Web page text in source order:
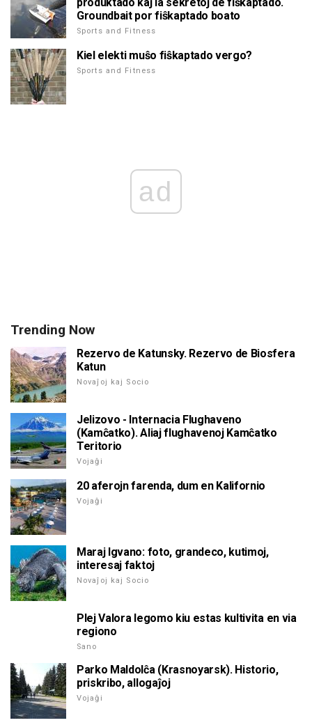
Groundbait por fiŝkaptado boato
Sports and Fitness
Kiel elekti muŝo fiŝkaptado vergo?
Sports and Fitness
ad
Trending Now
Rezervo de Katunsky. Rezervo de Biosfera
Katun
Novaĵoj kaj Socio
Jelizovo - Internacia Flughaveno
(Kamĉatko). Aliaj flughavenoj Kamĉatko
Teritorio
Vojaĝi
20 aferojn farenda, dum en Kalifornio
Vojaĝi
Maraj Igvano: foto, grandeco, kutimoj,
interesaj faktoj
Novaĵoj kaj Socio
Plej Valora legomo kiu estas kultivita en via
regiono
Sano
Parko Maldolĉa (Krasnoyarsk). Historio,
priskribo, allogaĵoj
Vojaĝi